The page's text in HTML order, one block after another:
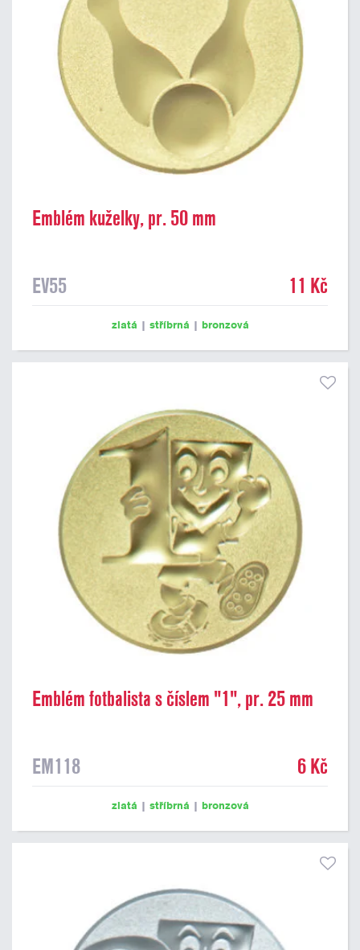
Emblém kuželky, pr. 50 mm
EV55 11 Kč
zlatá | stříbrná | bronzová
Emblém fotbalista s číslem "1", pr. 25 mm
EM118 6 Kč
zlatá | stříbrná | bronzová